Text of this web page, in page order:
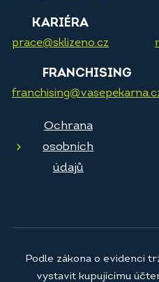
KARIÉRA
prace@sklizeno.cz
FRANCHISING
Ochrana
osobních
údajů
Podle zákona o evidenci
vystavit kupujícímu